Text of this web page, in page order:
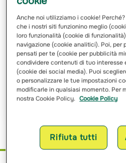
Email
Ho letto e ho compreso
modalità del trattamento dei miei
Richiedi
Anche noi utilizziamo i cookie!
che i nostri siti funzionino meglio
loro funzionalità (cookie di
navigazione (cookie analitici). Poi, per
pensati per te (cookie per pubblicità
condividere contenuti di tuo interesse
(cookie dei social media). Puoi
o personalizzare le tue impostazioni
modificarle in qualsiasi momento. Per
nostra Cookie Policy. Cookie Policy
Rifiuta tutti